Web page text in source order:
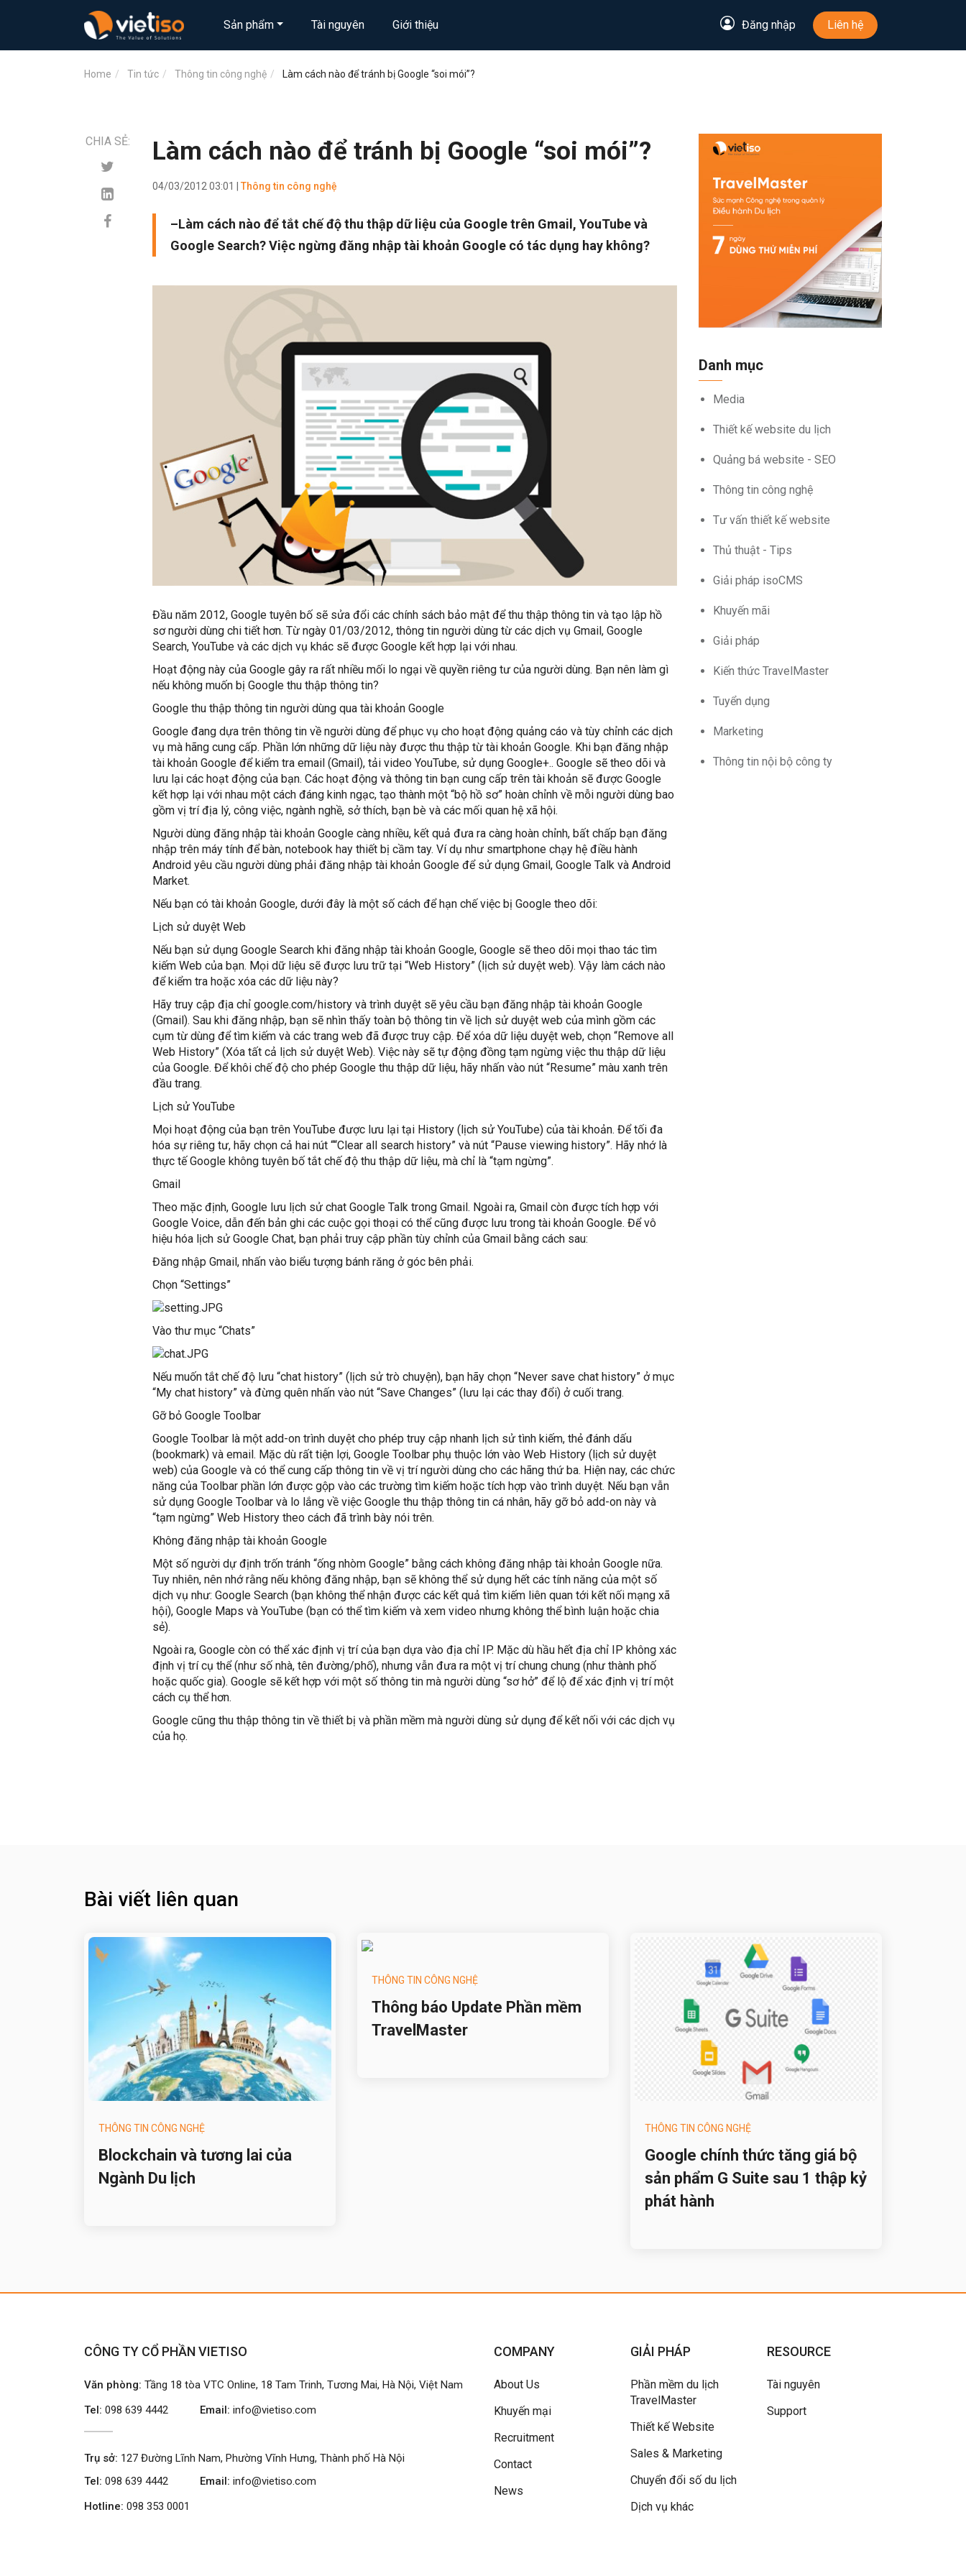
Sản phẩm Tài nguyên Giới thiệu Đăng nhập Liên hệ
Home Tin tức Thông tin công nghệ Làm cách nào để tránh bị Google “soi mói”?
CHIA SẺ: Làm cách nào để tránh bị Google “soi mói”?
04/03/2012 03:01 | Thông tin công nghệ
–Làm cách nào để tắt chế độ thu thập dữ liệu của Google trên Gmail, YouTube và
Google Search? Việc ngừng đăng nhập tài khoản Google có tác dụng hay không?
Đầu năm 2012, Google tuyên bố sẽ sửa đổi các chính sách bảo mật để thu thập thông tin và tạo lập hồ
sơ người dùng chi tiết hơn. Từ ngày 01/03/2012, thông tin người dùng từ các dịch vụ Gmail, Google
Search, YouTube và các dịch vụ khác sẽ được Google kết hợp lại với nhau.
Hoạt động này của Google gây ra rất nhiều mối lo ngại về quyền riêng tư của người dùng. Bạn nên làm gì
nếu không muốn bị Google thu thập thông tin?
Google thu thập thông tin người dùng qua tài khoản Google
Google đang dựa trên thông tin về người dùng để phục vụ cho hoạt động quảng cáo và tùy chỉnh các dịch
vụ mà hãng cung cấp. Phần lớn những dữ liệu này được thu thập từ tài khoản Google. Khi bạn đăng nhập
tài khoản Google để kiểm tra email (Gmail), tải video YouTube, sử dụng Google+.. Google sẽ theo dõi và
lưu lại các hoạt động của bạn. Các hoạt động và thông tin bạn cung cấp trên tài khoản sẽ được Google
kết hợp lại với nhau một cách đáng kinh ngạc, tạo thành một “bộ hồ sơ” hoàn chỉnh về mỗi người dùng bao
gồm vị trí địa lý, công việc, ngành nghề, sở thích, bạn bè và các mối quan hệ xã hội.
Người dùng đăng nhập tài khoản Google càng nhiều, kết quả đưa ra càng hoàn chỉnh, bất chấp bạn đăng
nhập trên máy tính để bàn, notebook hay thiết bị cầm tay. Ví dụ như smartphone chạy hệ điều hành
Android yêu cầu người dùng phải đăng nhập tài khoản Google để sử dụng Gmail, Google Talk và Android
Market.
Nếu bạn có tài khoản Google, dưới đây là một số cách để hạn chế việc bị Google theo dõi:
Lịch sử duyệt Web
Nếu bạn sử dụng Google Search khi đăng nhập tài khoản Google, Google sẽ theo dõi mọi thao tác tìm
kiếm Web của bạn. Mọi dữ liệu sẽ được lưu trữ tại “Web History” (lịch sử duyệt web). Vậy làm cách nào
để kiểm tra hoặc xóa các dữ liệu này?
Hãy truy cập địa chỉ google.com/history và trình duyệt sẽ yêu cầu bạn đăng nhập tài khoản Google
(Gmail). Sau khi đăng nhập, bạn sẽ nhìn thấy toàn bộ thông tin về lịch sử duyệt web của mình gồm các
cụm từ dùng để tìm kiếm và các trang web đã được truy cập. Để xóa dữ liệu duyệt web, chọn “Remove all
Web History” (Xóa tất cả lịch sử duyệt Web). Việc này sẽ tự động đồng tạm ngừng việc thu thập dữ liệu
của Google. Để khôi chế độ cho phép Google thu thập dữ liệu, hãy nhấn vào nút “Resume” màu xanh trên
đầu trang.
Lịch sử YouTube
Mọi hoạt động của bạn trên YouTube được lưu lại tại History (lịch sử YouTube) của tài khoản. Để tối đa
hóa sự riêng tư, hãy chọn cả hai nút ““Clear all search history” và nút “Pause viewing history”. Hãy nhớ là
thực tế Google không tuyên bố tắt chế độ thu thập dữ liệu, mà chỉ là “tạm ngừng”.
Gmail
Theo mặc định, Google lưu lịch sử chat Google Talk trong Gmail. Ngoài ra, Gmail còn được tích hợp với
Google Voice, dẫn đến bản ghi các cuộc gọi thoại có thể cũng được lưu trong tài khoản Google. Để vô
hiệu hóa lịch sử Google Chat, bạn phải truy cập phần tùy chỉnh của Gmail bằng cách sau:
Đăng nhập Gmail, nhấn vào biểu tượng bánh răng ở góc bên phải.
Chọn “Settings”
Vào thư mục “Chats”
Nếu muốn tắt chế độ lưu “chat history” (lịch sử trò chuyện), bạn hãy chọn “Never save chat history” ở mục
“My chat history” và đừng quên nhấn vào nút “Save Changes” (lưu lại các thay đổi) ở cuối trang.
Gỡ bỏ Google Toolbar
Google Toolbar là một add-on trình duyệt cho phép truy cập nhanh lịch sử tình kiếm, thẻ đánh dấu
(bookmark) và email. Mặc dù rất tiện lợi, Google Toolbar phụ thuộc lớn vào Web History (lịch sử duyệt
web) của Google và có thể cung cấp thông tin về vị trí người dùng cho các hãng thứ ba. Hiện nay, các chức
năng của Toolbar phần lớn được gộp vào các trường tìm kiếm hoặc tích hợp vào trình duyệt. Nếu bạn vẫn
sử dụng Google Toolbar và lo lắng về việc Google thu thập thông tin cá nhân, hãy gỡ bỏ add-on này và
“tạm ngừng” Web History theo cách đã trình bày nói trên.
Không đăng nhập tài khoản Google
Một số người dự định trốn tránh “ống nhòm Google” bằng cách không đăng nhập tài khoản Google nữa.
Tuy nhiên, nên nhớ rằng nếu không đăng nhập, bạn sẽ không thể sử dụng hết các tính năng của một số
dịch vụ như: Google Search (bạn không thể nhận được các kết quả tìm kiếm liên quan tới kết nối mạng xã
hội), Google Maps và YouTube (bạn có thể tìm kiếm và xem video nhưng không thể bình luận hoặc chia
sẻ).
Ngoài ra, Google còn có thể xác định vị trí của bạn dựa vào địa chỉ IP. Mặc dù hầu hết địa chỉ IP không xác
định vị trí cụ thể (như số nhà, tên đường/phố), nhưng vẫn đưa ra một vị trí chung chung (như thành phố
hoặc quốc gia). Google sẽ kết hợp với một số thông tin mà người dùng “sơ hở” để lộ để xác định vị trí một
cách cụ thể hơn.
Google cũng thu thập thông tin về thiết bị và phần mềm mà người dùng sử dụng để kết nối với các dịch vụ
của họ.
Danh mục
Media
Thiết kế website du lịch
Quảng bá website - SEO
Thông tin công nghệ
Tư vấn thiết kế website
Thủ thuật - Tips
Giải pháp isoCMS
Khuyến mãi
Giải pháp
Kiến thức TravelMaster
Tuyển dụng
Marketing
Thông tin nội bộ công ty
Bài viết liên quan
THÔNG TIN CÔNG NGHỆ
Blockchain và tương lai của
Ngành Du lịch
THÔNG TIN CÔNG NGHỆ
Thông báo Update Phần mềm
TravelMaster
THÔNG TIN CÔNG NGHỆ
Google chính thức tăng giá bộ
sản phẩm G Suite sau 1 thập kỷ
phát hành
CÔNG TY CỔ PHẦN VIETISO
Văn phòng: Tầng 18 tòa VTC Online, 18 Tam Trinh, Tương Mai, Hà Nội, Việt Nam
Tel: 098 639 4442 Email: info@vietiso.com
Trụ sở: 127 Đường Lĩnh Nam, Phường Vĩnh Hưng, Thành phố Hà Nội
Tel: 098 639 4442 Email: info@vietiso.com
Hotline: 098 353 0001
COMPANY
About Us
Khuyến mại
Recruitment
Contact
News
GIẢI PHÁP
Phần mềm du lịch
TravelMaster
Thiết kế Website
Sales & Marketing
Chuyển đổi số du lịch
Dịch vụ khác
RESOURCE
Tài nguyên
Support